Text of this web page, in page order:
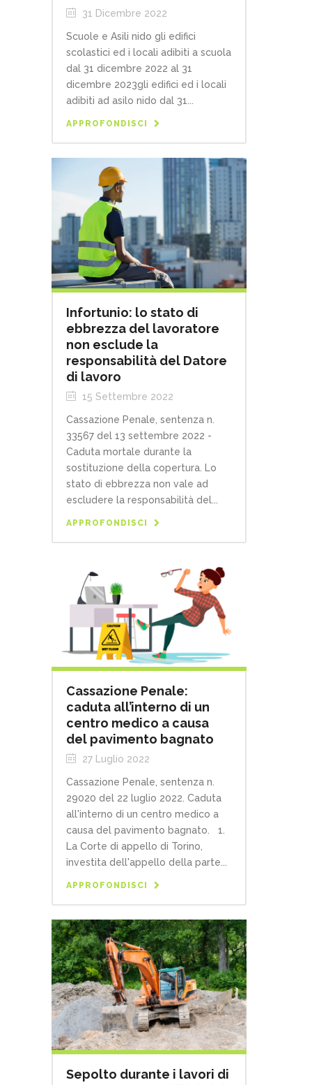
31 Dicembre 2022
Scuole e Asili nido gli edifici
scolastici ed i locali adibiti a scuola
dal 31 dicembre 2022 al 31
dicembre 2023gli edifici ed i locali
adibiti ad asilo nido dal 31...
APPROFONDISCI
Infortunio: lo stato di
ebbrezza del lavoratore
non esclude la
responsabilità del Datore
di lavoro
15 Settembre 2022
Cassazione Penale, sentenza n.
33567 del 13 settembre 2022 -
Caduta mortale durante la
sostituzione della copertura. Lo
stato di ebbrezza non vale ad
escludere la responsabilità del...
APPROFONDISCI
Cassazione Penale:
caduta all’interno di un
centro medico a causa
del pavimento bagnato
27 Luglio 2022
Cassazione Penale, sentenza n.
29020 del 22 luglio 2022. Caduta
all'interno di un centro medico a
causa del pavimento bagnato. 1.
La Corte di appello di Torino,
investita dell'appello della parte...
APPROFONDISCI
Sepolto durante i lavori di